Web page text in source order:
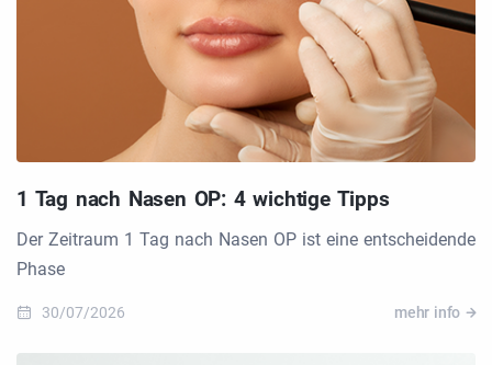
1 Tag nach Nasen OP: 4 wichtige Tipps
Der Zeitraum 1 Tag nach Nasen OP ist eine entscheidende
Phase
30/07/2026 mehr info